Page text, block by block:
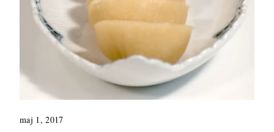
maj 1, 2017